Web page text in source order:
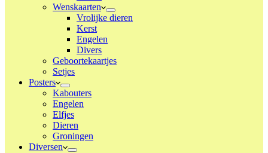
Wenskaarten
Vrolijke dieren
Kerst
Engelen
Divers
Geboortekaartjes
Setjes
Posters
Kabouters
Engelen
Elfjes
Dieren
Groningen
Diversen